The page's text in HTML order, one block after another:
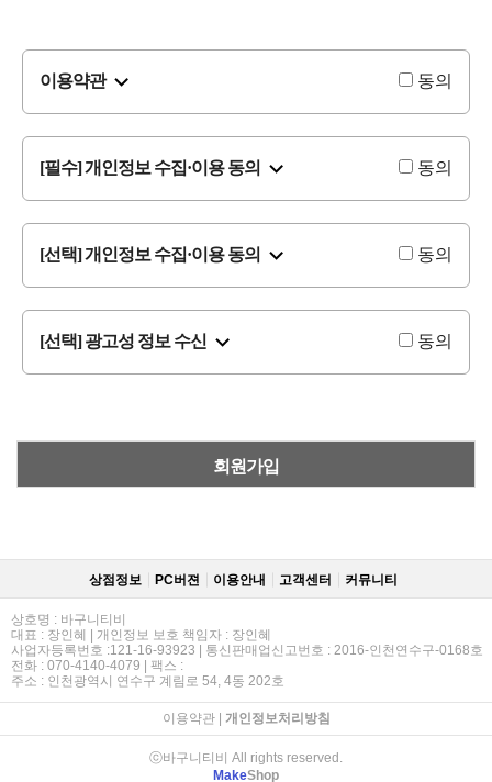
이용약관 동의
[필수] 개인정보 수집·이용 동의 동의
[선택] 개인정보 수집·이용 동의 동의
[선택] 광고성 정보 수신 동의
회원가입
상점정보 PC버젼 이용안내 고객센터 커뮤니티
상호명 : 바구니티비
대표 : 장인혜 | 개인정보 보호 책임자 : 장인혜
사업자등록번호 :121-16-93923 | 통신판매업신고번호 : 2016-인천연수구-0168호
전화 : 070-4140-4079 | 팩스 :
주소 : 인천광역시 연수구 계림로 54, 4동 202호
이용약관| 개인정보처리방침
ⓒ바구니티비 All rights reserved.
MakeShop